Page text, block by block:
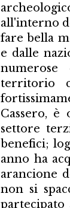
all'interno
fare bella
e dalle
territorio
Cassero,
settore
benefici;
anno ha
arancione
non si